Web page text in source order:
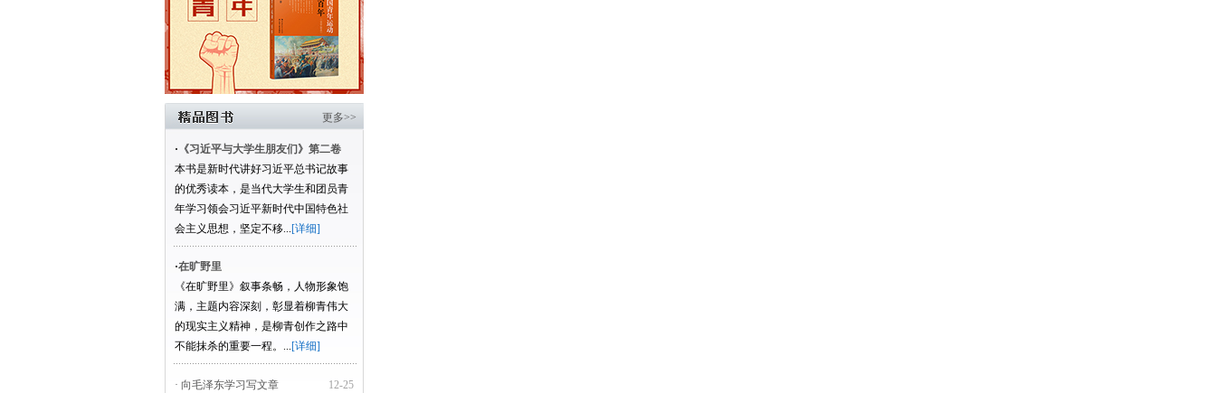
更多>>
· 《习近平与大学生朋友们》第二卷
本书是新时代讲好习近平总书记故事
的优秀读本，是当代大学生和团员青
年学习领会习近平新时代中国特色社
会主义思想，坚定不移...[详细]
·在旷野里
《在旷野里》叙事条畅，人物形象饱
满，主题内容深刻，彰显着柳青伟大
的现实主义精神，是柳青创作之路中
不能抹杀的重要一程。...[详细]
12-25
· 向毛泽东学习写文章